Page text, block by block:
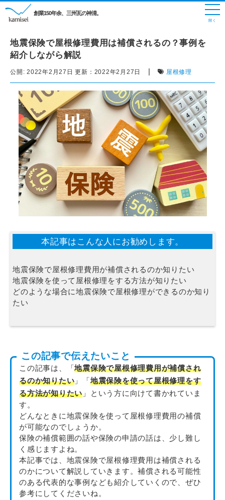
創業150年余、三州瓦の神清。
地震保険で屋根修理費用は補償されるの？事例を
紹介しながら解説
公開: 2022年2月27日 更新： 2022年2月27日 | 屋根修理
本記事はこんな人にお勧めします。
地震保険で屋根修理費用が補償されるのか知りたい
地震保険を使って屋根修理をする方法が知りたい
どのような場合に地震保険で屋根修理ができるのか知り
たい
この記事で伝えたいこと
この記事は、「地震保険で屋根修理費用が補償され
るのか知りたい 」「地震保険を使って屋根修理をす
る方法が知りたい 」という方に向けて書かれていま
す。
どんなときに地震保険を使って屋根修理費用の補償
が可能なのでしょうか。
保険の補償範囲の話や保険の申請の話は、少し難し
く感じますよね。
本記事では、地震保険で屋根修理費用は補償される
のかについて解説していきます。補償される可能性
のある代表的な事例なども紹介していくので、ぜひ
参考にしてくださいね。